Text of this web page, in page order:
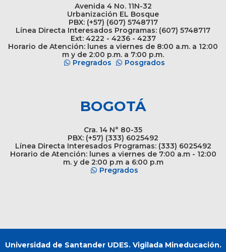
Avenida 4 No. 11N-32
Urbanización EL Bosque
PBX: (+57) (607) 5748717
Línea Directa Interesados Programas: (607) 5748717
Ext: 4222 - 4236 - 4237
Horario de Atención: lunes a viernes de 8:00 a.m. a 12:00
m y de 2:00 p.m. a 7:00 p.m.
Pregrados
Posgrados
BOGOTÁ
Cra. 14 N° 80-35
PBX: (+57) (333) 6025492
Línea Directa Interesados Programas: (333) 6025492
Horario de Atención: lunes a viernes de 7:00 a.m - 12:00
m. y de 2:00 p.m a 6:00 p.m
Pregrados
Universidad de Santander UDES. Vigilada Mineducación.